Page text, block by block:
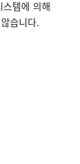
템에 의해
습니다.